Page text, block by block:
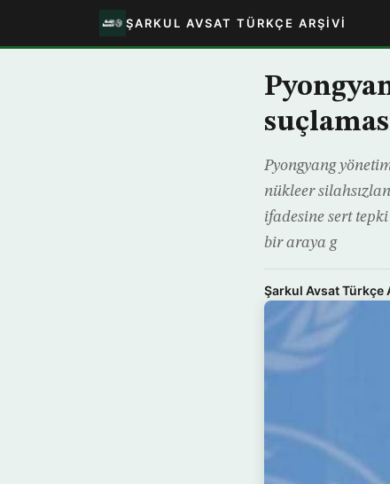
ŞARKUL AVSAT TÜRKÇE ARŞIVI
Pyongyang
nükleer
ifadesine sert
bir araya g
Şarkul Avsat Türkçe